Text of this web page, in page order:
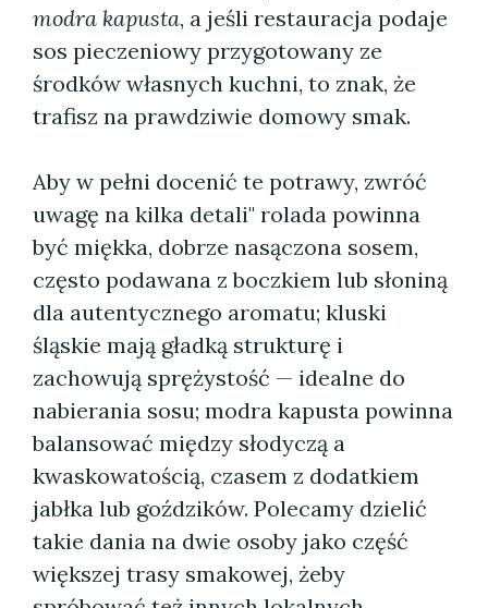
modra kapusta, a jeśli restauracja podaje
sos pieczeniowy przygotowany ze
środków własnych kuchni, to znak, że
trafisz na prawdziwie domowy smak.
Aby w pełni docenić te potrawy, zwróć
uwagę na kilka detali" rolada powinna
być miękka, dobrze nasączona sosem,
często podawana z boczkiem lub słoniną
dla autentycznego aromatu; kluski
śląskie mają gładką strukturę i
zachowują sprężystość — idealne do
nabierania sosu; modra kapusta powinna
balansować między słodyczą a
kwaskowatością, czasem z dodatkiem
jabłka lub goździków. Polecamy dzielić
takie dania na dwie osoby jako część
większej trasy smakowej, żeby